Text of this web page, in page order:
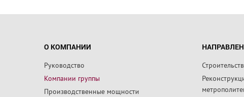
О КОМПАНИИ
Руководство
Компании группы
Производственные мощности